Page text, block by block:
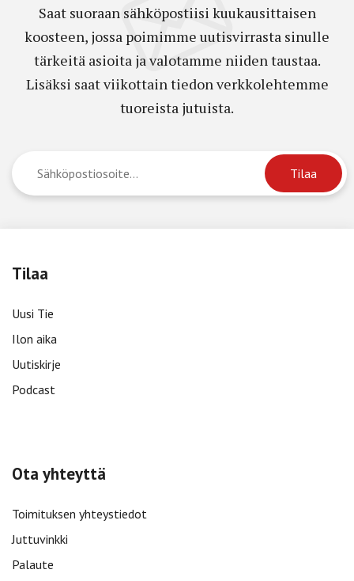
Saat suoraan sähköpostiisi kuukausittaisen
koosteen, jossa poimimme uutisvirrasta sinulle
tärkeitä asioita ja valotamme niiden taustaa.
Lisäksi saat viikottain tiedon verkkolehtemme
tuoreista jutuista.
Tilaa
Uusi Tie
Ilon aika
Uutiskirje
Podcast
Ota yhteyttä
Toimituksen yhteystiedot
Juttuvinkki
Palaute